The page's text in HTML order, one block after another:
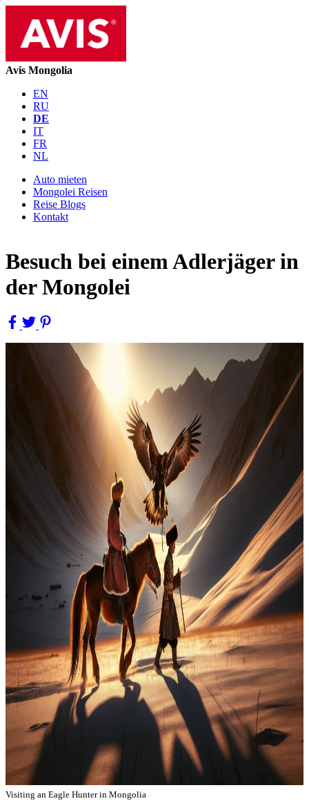
Avis Mongolia
EN
RU
DE
IT
FR
NL
Auto mieten
Mongolei Reisen
Reise Blogs
Kontakt
Besuch bei einem Adlerjäger in
der Mongolei
Visiting an Eagle Hunter in Mongolia